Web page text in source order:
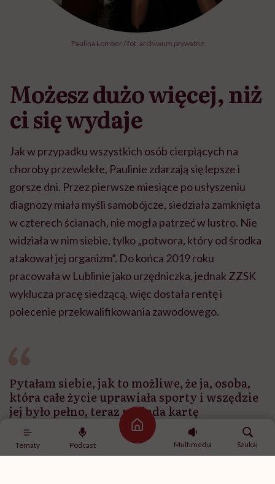
Tematy Podcast
Strona główna
Multimedia
Szukaj
Paulina Lomber / fot. archiwum prywatne
Możesz dużo więcej, niż
ci się wydaje
Jak w przypadku wszystkich osób cierpiących na
choroby przewlekłe, Paulinie zdarzają się lepsze i
gorsze dni. Przez pierwsze miesiące po usłyszeniu
diagnozy miała myśli samobójcze, siedziała zamknięta
w czterech ścianach, nie mogła patrzeć w lustro. Nie
widziała w nim siebie, tylko „potwora, który od środka
atakował jej organizm”. Do końca 2019 roku
pracowała w Lublinie jako urzędniczka, jednak ZZSK
wyklucza pracę siedzącą, więc dostała rentę i
polecenie przekwalifikowania zawodowego.
Pytałam siebie, jak to możliwe, że ja, osoba,
która całe życie uprawiała sporty i wszędzie
jej było pełno, teraz posiada kartę
parkingową dla inwalidów